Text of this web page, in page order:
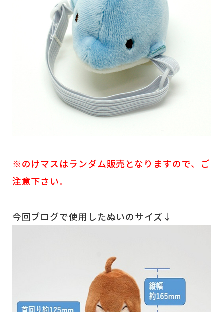
※のけマスはランダム販売となりますので、ご
注意下さい。
今回ブログで使用したぬいのサイズ↓